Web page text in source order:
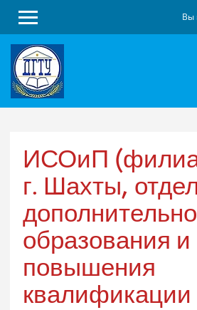
Перейти
основному
содержанию
Вы
ИСОиП
г. Шахты, отдел
образования и
повышения
квалификации